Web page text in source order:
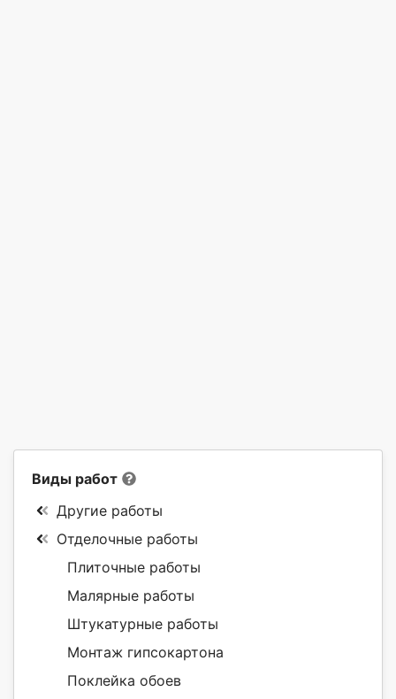
Виды работ
Другие работы
Отделочные работы
Плиточные работы
Малярные работы
Штукатурные работы
Монтаж гипсокартона
Поклейка обоев